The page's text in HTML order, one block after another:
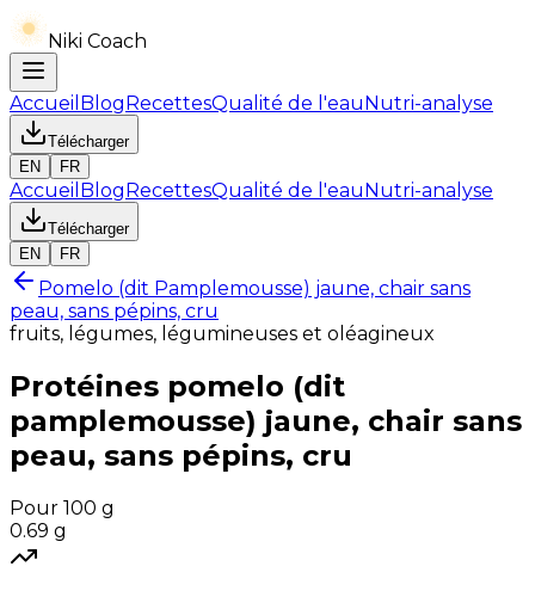
Niki Coach
Accueil BlogRecettesQualité de l'eauNutri-analyse
Télécharger
EN
FR
Accueil BlogRecettesQualité de l'eauNutri-analyse
Télécharger
EN
FR
Pomelo (dit Pamplemousse) jaune, chair sans
peau, sans pépins, cru
fruits, légumes, légumineuses et oléagineux
Protéines pomelo (dit
pamplemousse) jaune, chair sans
peau, sans pépins, cru
Pour 100 g
0.69 g